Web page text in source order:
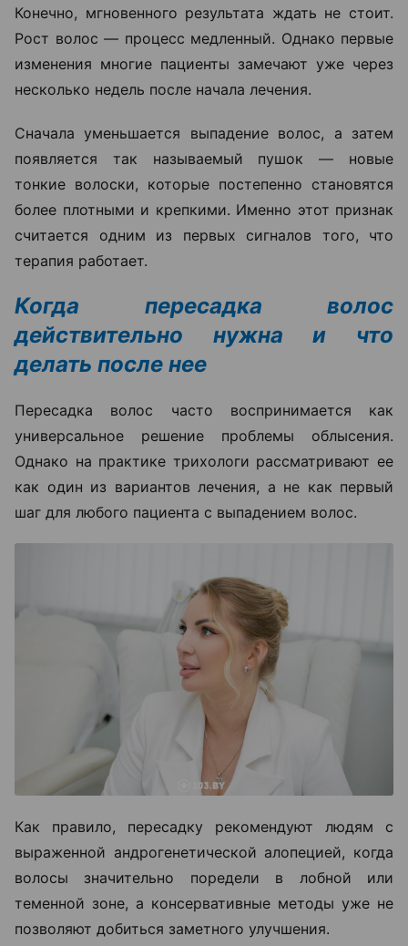
Конечно, мгновенного результата ждать не стоит.
Рост волос — процесс медленный. Однако первые
изменения многие пациенты замечают уже через
несколько недель после начала лечения.
Сначала уменьшается выпадение волос, а затем
появляется так называемый пушок — новые
тонкие волоски, которые постепенно становятся
более плотными и крепкими. Именно этот признак
считается одним из первых сигналов того, что
терапия работает.
Когда пересадка волос
действительно нужна и что
делать после нее
Пересадка волос часто воспринимается как
универсальное решение проблемы облысения.
Однако на практике трихологи рассматривают ее
как один из вариантов лечения, а не как первый
шаг для любого пациента с выпадением волос.
Как правило, пересадку рекомендуют людям с
выраженной андрогенетической алопецией, когда
волосы значительно поредели в лобной или
теменной зоне, а консервативные методы уже не
позволяют добиться заметного улучшения.